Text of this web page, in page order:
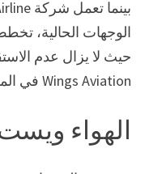
الوجهات الحالية،
Wings Aviation في المستقبل.
الهواء